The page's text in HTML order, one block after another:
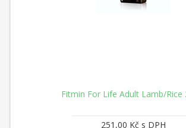
Fitmin For Life Adult Lamb/Rice
251,00 Kč s DPH